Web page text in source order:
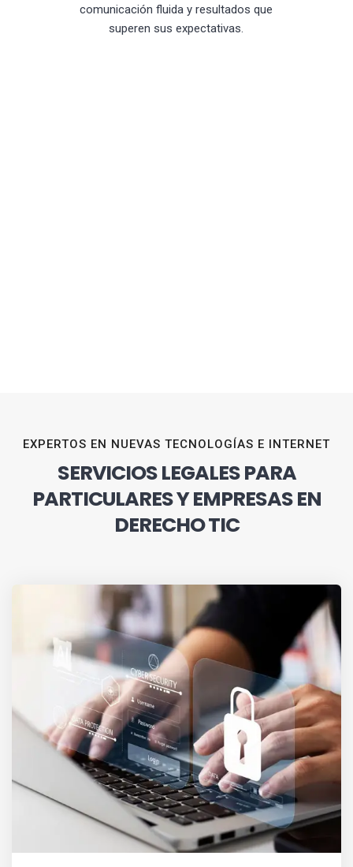
comunicación fluida y resultados que
superen sus expectativas.
EXPERTOS EN NUEVAS TECNOLOGÍAS E INTERNET
SERVICIOS LEGALES PARA
PARTICULARES Y EMPRESAS EN
DERECHO TIC